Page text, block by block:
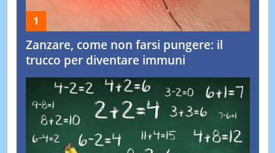
Zanzare, come non farsi pungere: il
trucco per diventare immuni